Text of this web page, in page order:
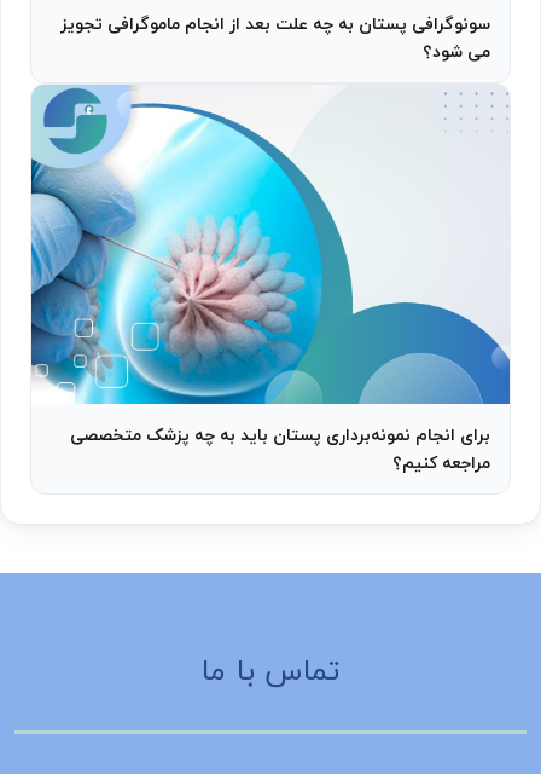
سونوگرافی پستان به چه علت بعد از انجام ماموگرافی تجویز
می شود؟
برای انجام نمونه‌برداری پستان باید به چه پزشک متخصصی
مراجعه کنیم؟
تماس با ما